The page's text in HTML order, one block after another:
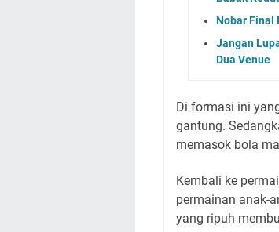
Nobar Final
Jangan
Dua Venue
Di formasi ini
gantung.
memasok bola
Kembali ke
permainan anak-
yang ripuh